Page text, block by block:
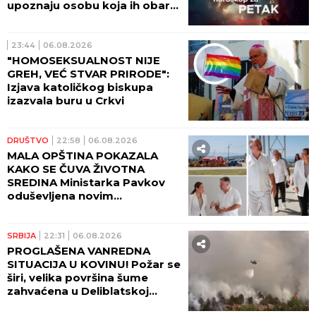
upoznaju osobu koja ih obara
23:44 06.08.2026
"HOMOSEKSUALNOST NIJE
GREH, VEĆ STVAR PRIRODE":
Izjava katoličkog biskupa
izazvala buru u Crkvi
DRUŠTVO 22:58 06.08.2026
MALA OPŠTINA POKAZALA
KAKO SE ČUVA ŽIVOTNA
SREDINA Ministarka Pavkov
oduševljena novim
SRBIJA 22:31 06.08.2026
PROGLAŠENA VANREDNA
SITUACIJA U KOVINU! Požar se
širi, velika površina šume
zahvaćena u Deliblatskoj